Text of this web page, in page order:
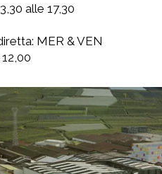
alle 17,30
MER & VEN